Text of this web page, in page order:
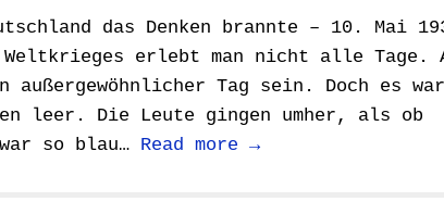
das Denken brannte – 10. Mai
Weltkrieges erlebt man nicht alle Tage.
außergewöhnlicher Tag sein. Doch es
leer. Die Leute gingen umher, als ob
so blau… Read more →